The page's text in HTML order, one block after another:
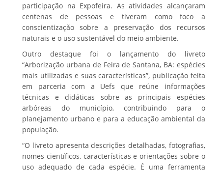
participação na Expofeira. As atividades alcançaram
centenas de pessoas e tiveram como foco a
conscientização sobre a preservação dos recursos
naturais e o uso sustentável do meio ambiente.
Outro destaque foi o lançamento do livreto
“Arborização urbana de Feira de Santana, BA: espécies
mais utilizadas e suas características”, publicação feita
em parceria com a Uefs que reúne informações
técnicas e didáticas sobre as principais espécies
arbóreas do município, contribuindo para o
planejamento urbano e para a educação ambiental da
população.
“O livreto apresenta descrições detalhadas, fotografias,
nomes científicos, características e orientações sobre o
uso adequado de cada espécie. É uma ferramenta